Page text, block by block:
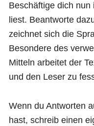
Beschäftige dich nun
liest. Beantworte
zeichnet sich die
Besondere des
Mitteln arbeitet der
und den Leser zu
Wenn du Antworten
hast, schreib einen